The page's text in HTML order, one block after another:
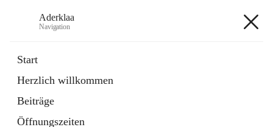
Aderklaa
Navigation
Start
Herzlich willkommen
Beiträge
Öffnungszeiten
6 Schnellzugriffe